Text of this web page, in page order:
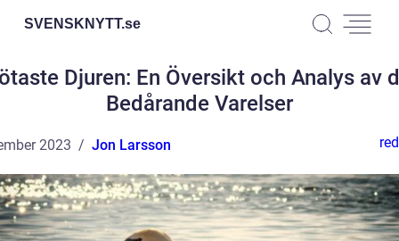
SVENSKNYTT.se
Djuren: En Översikt och Analys av
Bedårande Varelser
2023 Jon Larsson